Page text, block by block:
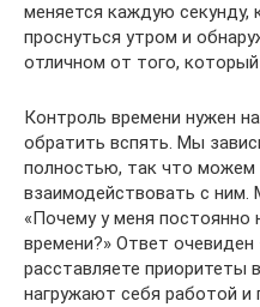
меняется каждую
проснуться утром и
отличном от того,
Контроль времени нужен
обратить вспять. Мы
полностью, так что можем
взаимодействовать с ним.
«Почему у меня постоянно
времени?» Ответ
расставляете приоритеты
нагружают себя работой и